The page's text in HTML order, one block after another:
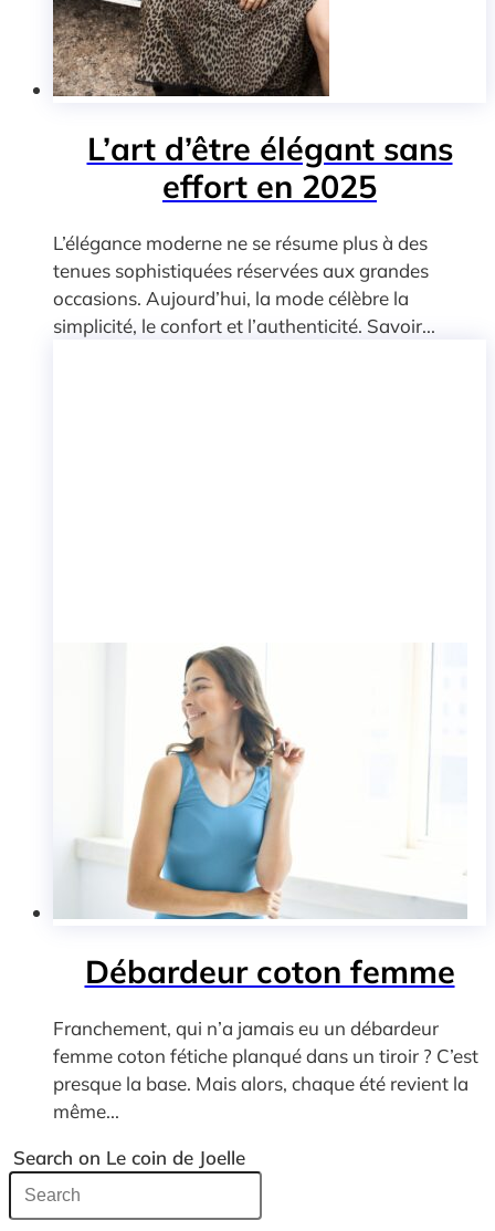
L’art d’être élégant sans
effort en 2025
L’élégance moderne ne se résume plus à des
tenues sophistiquées réservées aux grandes
occasions. Aujourd’hui, la mode célèbre la
simplicité, le confort et l’authenticité. Savoir...
Débardeur coton femme
Franchement, qui n’a jamais eu un débardeur
femme coton fétiche planqué dans un tiroir ? C’est
presque la base. Mais alors, chaque été revient la
même...
Search on Le coin de Joelle